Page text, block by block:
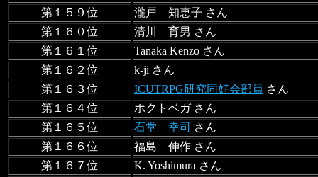
第１５９位
瀧戸 知恵子 さん
第１６０位
清川 育男 さん
第１６１位
Tanaka Kenzo さん
第１６２位
k-ji さん
第１６３位
ICUTRPG研究同好会部員 さん
第１６４位
ホクトベガ さん
第１６５位
石堂 幸司 さん
第１６６位
福島 伸作 さん
第１６７位
K. Yoshimura さん